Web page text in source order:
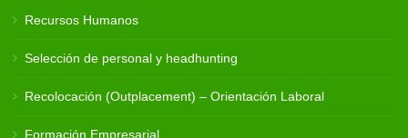
Recursos Humanos
Selección de personal y headhunting
Recolocación (Outplacement) – Orientación Laboral
Formación Empresarial